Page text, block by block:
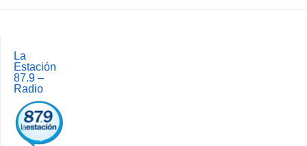
navigation
La
Estación
87.9 –
Radio